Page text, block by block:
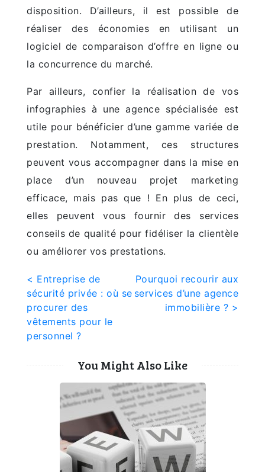
disposition. D’ailleurs, il est possible de
réaliser des économies en utilisant un
logiciel de comparaison d’offre en ligne ou
la concurrence du marché.
Par ailleurs, confier la réalisation de vos
infographies à une agence spécialisée est
utile pour bénéficier d’une gamme variée de
prestation. Notamment, ces structures
peuvent vous accompagner dans la mise en
place d’un nouveau projet marketing
efficace, mais pas que ! En plus de ceci,
elles peuvent vous fournir des services
conseils de qualité pour fidéliser la clientèle
ou améliorer vos prestations.
Navigation
l’article
< Entreprise de
sécurité privée : où se
procurer des
vêtements pour le
personnel ?
Pourquoi recourir aux
services d’une agence
immobilière ? >
You Might Also Like